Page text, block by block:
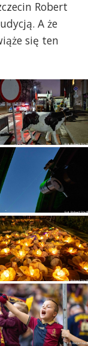
Robert
A że
się ten